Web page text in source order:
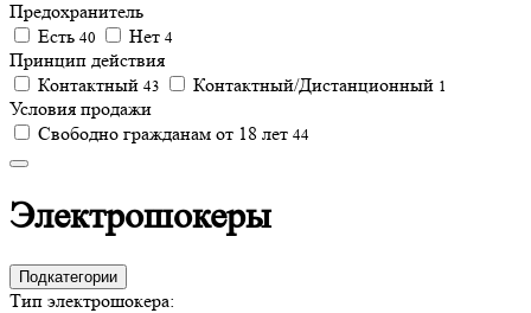
Предохранитель
Есть 40 Нет 4
Принцип действия
Контактный 43 Контактный/Дистанционный 1
Условия продажи
Свободно гражданам от 18 лет 44
Электрошокеры
Подкатегории
Тип электрошокера: